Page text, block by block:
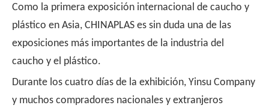
Como la primera exposición internacional de caucho y
plástico en Asia, CHINAPLAS es sin duda una de las
exposiciones más importantes de la industria del
caucho y el plástico.
Durante los cuatro días de la exhibición, Yinsu Company
y muchos compradores nacionales y extranjeros